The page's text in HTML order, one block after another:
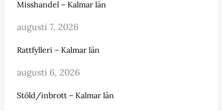
Misshandel – Kalmar län
augusti 7, 2026
Rattfylleri – Kalmar län
augusti 6, 2026
Stöld/inbrott – Kalmar län